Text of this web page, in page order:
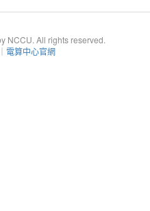
NCCU. All rights reserved.
｜ 電算中心官網